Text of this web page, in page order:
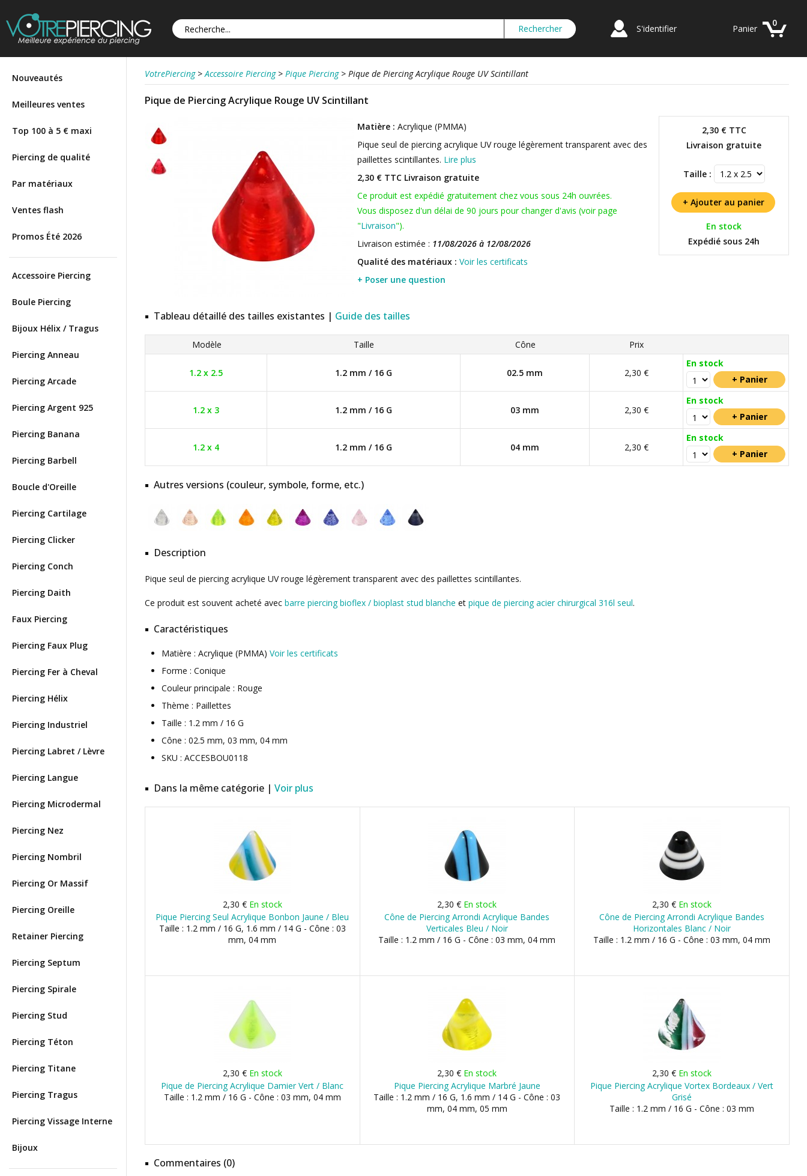
S'identifier
0
Panier
Nouveautés
Meilleures ventes
Top 100 à 5 € maxi
Piercing de qualité
Par matériaux
Ventes flash
Promos Été 2026
Accessoire Piercing
Boule Piercing
Bijoux Hélix / Tragus
Piercing Anneau
Piercing Arcade
Piercing Argent 925
Piercing Banana
Piercing Barbell
Boucle d'Oreille
Piercing Cartilage
Piercing Clicker
Piercing Conch
Piercing Daith
Faux Piercing
Piercing Faux Plug
Piercing Fer à Cheval
Piercing Hélix
Piercing Industriel
Piercing Labret / Lèvre
Piercing Langue
Piercing Microdermal
Piercing Nez
Piercing Nombril
Piercing Or Massif
Piercing Oreille
Retainer Piercing
Piercing Septum
Piercing Spirale
Piercing Stud
Piercing Téton
Piercing Titane
Piercing Tragus
Piercing Vissage Interne
Bijoux
VotrePiercing > Accessoire Piercing > Pique Piercing > Pique de Piercing Acrylique Rouge UV Scintillant
Pique de Piercing Acrylique Rouge UV Scintillant
2,30 €TTC
Livraison gratuite
Taille :
En stock
Expédié sous 24h
Matière : Acrylique (PMMA)
Pique seul de piercing acrylique UV rouge légèrement transparent avec des
paillettes scintillantes. Lire plus
2,30 € TTC Livraison gratuite
Ce produit est expédié gratuitement chez vous sous 24h ouvrées.
Vous disposez d'un délai de 90 jours pour changer d'avis (voir page
"Livraison").
Livraison estimée : 11/08/2026 à 12/08/2026
Qualité des matériaux : Voir les certificats
+ Poser une question
Tableau détaillé des tailles existantes | Guide des tailles
Modèle Taille Cône Prix
1.2 x 2.5 1.2 mm / 16 G 02.5 mm 2,30 €
En stock
1.2 x 3 1.2 mm / 16 G 03 mm 2,30 €
En stock
1.2 x 4 1.2 mm / 16 G 04 mm 2,30 €
En stock
Autres versions (couleur, symbole, forme, etc.)
Description
Pique seul de piercing acrylique UV rouge légèrement transparent avec des paillettes scintillantes.
Ce produit est souvent acheté avec barre piercing bioflex / bioplast stud blanche et pique de piercing acier chirurgical 316l seul.
Caractéristiques
Matière : Acrylique (PMMA) Voir les certificats
Forme : Conique
Couleur principale : Rouge
Thème : Paillettes
Taille : 1.2 mm / 16 G
Cône : 02.5 mm, 03 mm, 04 mm
SKU : ACCESBOU0118
Dans la même catégorie | Voir plus
2,30 € En stock
Pique Piercing Seul Acrylique Bonbon Jaune / Bleu
Taille : 1.2 mm / 16 G, 1.6 mm / 14 G - Cône : 03
mm, 04 mm
2,30 € En stock
Cône de Piercing Arrondi Acrylique Bandes
Verticales Bleu / Noir
Taille : 1.2 mm / 16 G - Cône : 03 mm, 04 mm
2,30 € En stock
Cône de Piercing Arrondi Acrylique Bandes
Horizontales Blanc / Noir
Taille : 1.2 mm / 16 G - Cône : 03 mm, 04 mm
2,30 € En stock
Pique de Piercing Acrylique Damier Vert / Blanc
Taille : 1.2 mm / 16 G - Cône : 03 mm, 04 mm
2,30 € En stock
Pique Piercing Acrylique Marbré Jaune
Taille : 1.2 mm / 16 G, 1.6 mm / 14 G - Cône : 03
mm, 04 mm, 05 mm
2,30 € En stock
Pique Piercing Acrylique Vortex Bordeaux / Vert
Grisé
Taille : 1.2 mm / 16 G - Cône : 03 mm
Commentaires (0)